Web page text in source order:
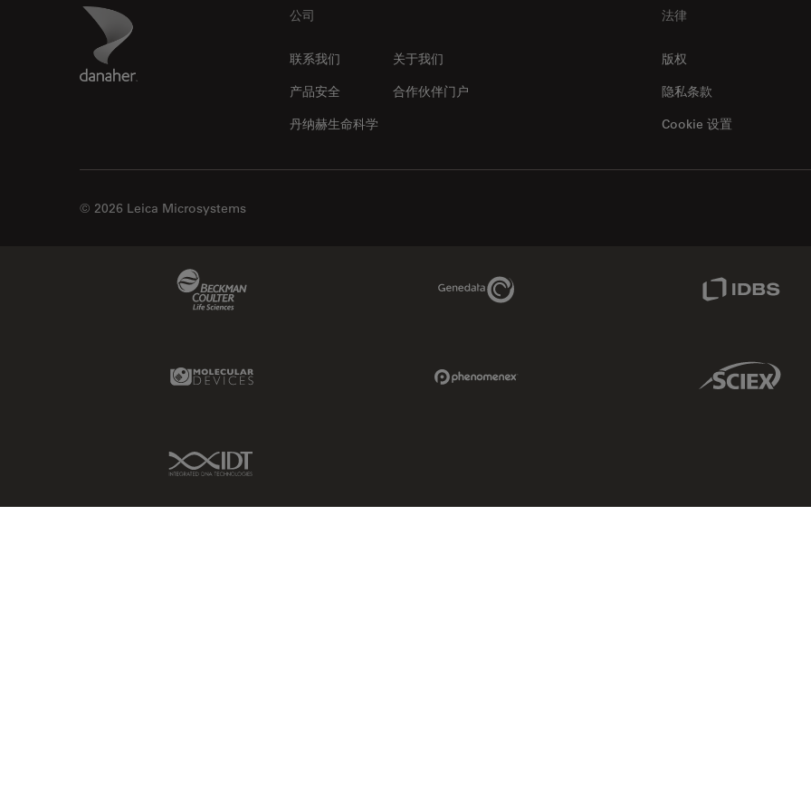
Danaher Logo 公司
联系我们
关于我们
产品安全
合作伙伴门户
丹纳赫生命科学
法律
版权
隐私条款
Cookie 设置
© 2026 Leica Microsystems
Genedata Link
Molecular Devices Link Sciex Link
IDT Link